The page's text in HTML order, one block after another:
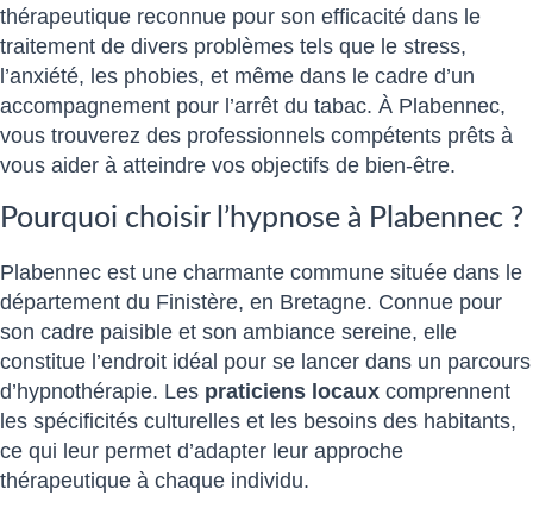
thérapeutique reconnue pour son efficacité dans le
traitement de divers problèmes tels que le stress,
l’anxiété, les phobies, et même dans le cadre d’un
accompagnement pour l’arrêt du tabac. À Plabennec,
vous trouverez des professionnels compétents prêts à
vous aider à atteindre vos objectifs de bien-être.
Pourquoi choisir l’hypnose à Plabennec ?
Plabennec est une charmante commune située dans le
département du Finistère, en Bretagne. Connue pour
son cadre paisible et son ambiance sereine, elle
constitue l’endroit idéal pour se lancer dans un parcours
d’hypnothérapie. Les praticiens locaux comprennent
les spécificités culturelles et les besoins des habitants,
ce qui leur permet d’adapter leur approche
thérapeutique à chaque individu.